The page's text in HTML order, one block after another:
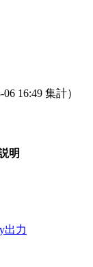
06 16:49 集計）
明
出力